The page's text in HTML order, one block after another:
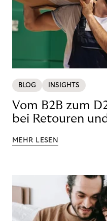
BLOG INSIGHTS
Vom B2B zum
bei Retouren
MEHR LESEN